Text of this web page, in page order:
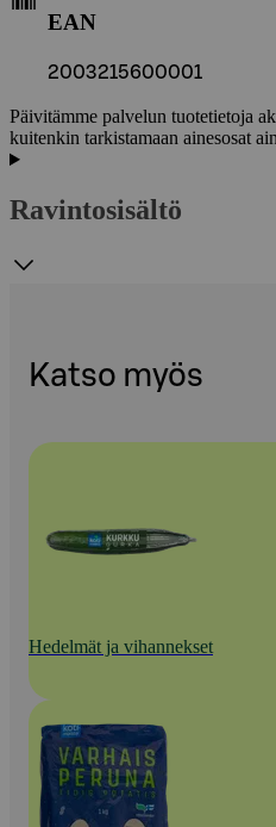
EAN
2003215600001
Päivitämme palvelun tuotetietoja
kuitenkin tarkistamaan ainesosat
Ravintosisältö
Katso myös
Hedelmät ja vihannekset